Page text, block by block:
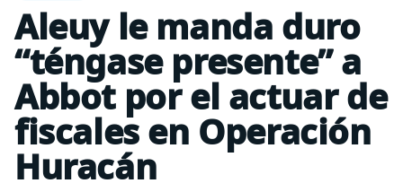
Aleuy le manda duro
“téngase presente” a
Abbot por el actuar de
fiscales en Operación
Huracán